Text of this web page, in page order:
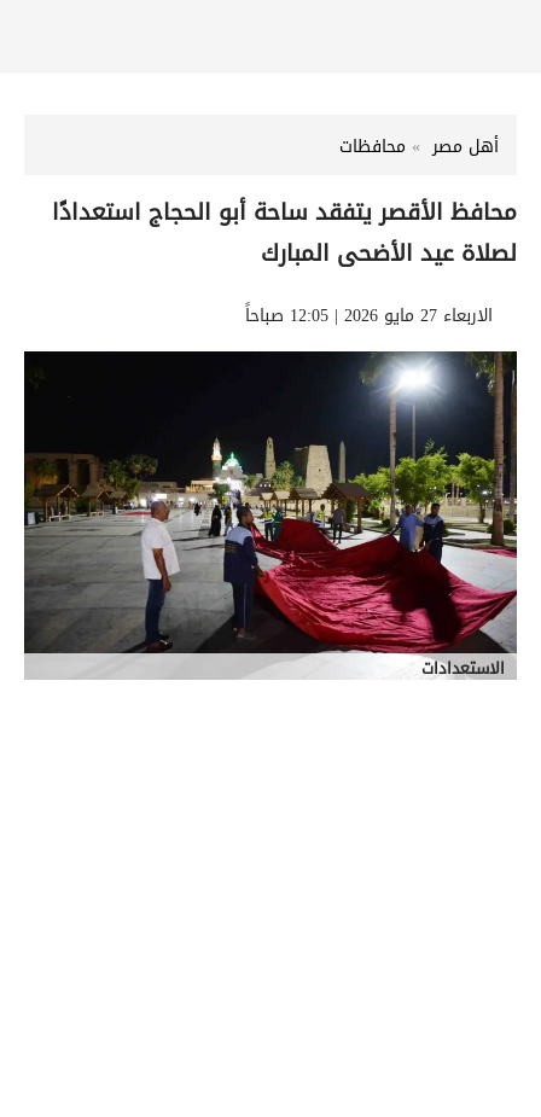
أهل مصر محافظات
محافظ الأقصر يتفقد ساحة أبو الحجاج استعدادًا
لصلاة عيد الأضحى المبارك
الاربعاء 27 مايو 2026 | 12:05 صباحاً
الاستعدادات